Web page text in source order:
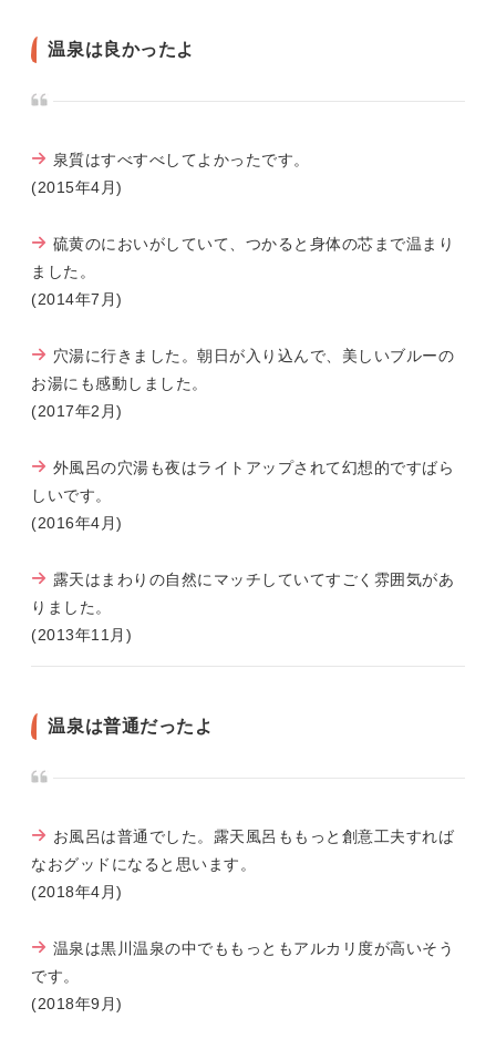
温泉は良かったよ
泉質はすべすべしてよかったです。
(2015年4月)
硫黄のにおいがしていて、つかると身体の芯まで温まり
ました。
(2014年7月)
穴湯に行きました。朝日が入り込んで、美しいブルーの
お湯にも感動しました。
(2017年2月)
外風呂の穴湯も夜はライトアップされて幻想的ですばら
しいです。
(2016年4月)
露天はまわりの自然にマッチしていてすごく雰囲気があ
りました。
(2013年11月)
温泉は普通だったよ
お風呂は普通でした。露天風呂ももっと創意工夫すれば
なおグッドになると思います。
(2018年4月)
温泉は黒川温泉の中でももっともアルカリ度が高いそう
です。
(2018年9月)